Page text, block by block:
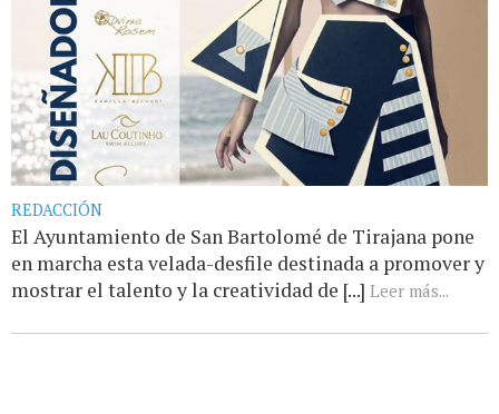
REDACCIÓN
El Ayuntamiento de San Bartolomé de Tirajana pone
en marcha esta velada-desfile destinada a promover y
mostrar el talento y la creatividad de [...] Leer más...